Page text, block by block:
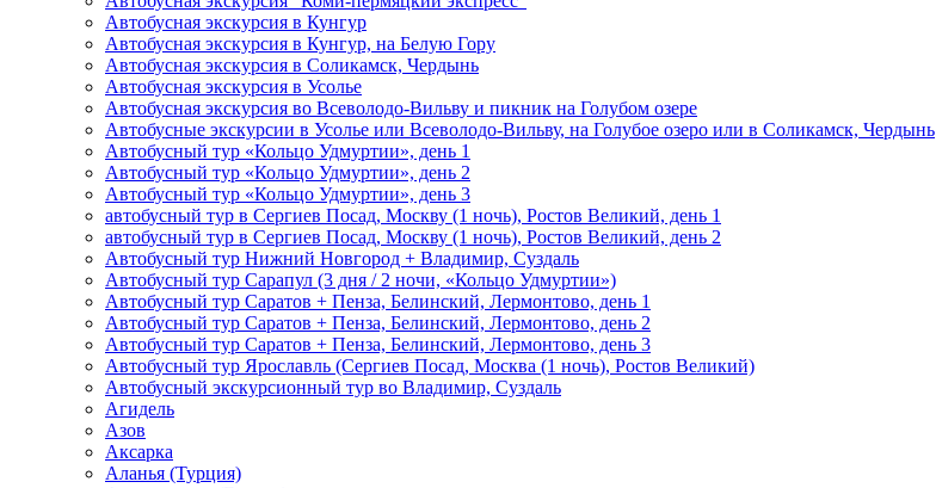
Автобусная экскурсия в Кунгур
Автобусная экскурсия в Кунгур, на Белую Гору
Автобусная экскурсия в Соликамск, Чердынь
Автобусная экскурсия в Усолье
Автобусная экскурсия во Всеволодо-Вильву и пикник на Голубом озере
Автобусные экскурсии в Усолье или Всеволодо-Вильву, на Голубое озеро или в Соликамск, Чердынь
Автобусный тур «Кольцо Удмуртии», день 1
Автобусный тур «Кольцо Удмуртии», день 2
Автобусный тур «Кольцо Удмуртии», день 3
автобусный тур в Сергиев Посад, Москву (1 ночь), Ростов Великий, день 1
автобусный тур в Сергиев Посад, Москву (1 ночь), Ростов Великий, день 2
Автобусный тур Нижний Новгород + Владимир, Суздаль
Автобусный тур Сарапул (3 дня / 2 ночи, «Кольцо Удмуртии»)
Автобусный тур Саратов + Пенза, Белинский, Лермонтово, день 1
Автобусный тур Саратов + Пенза, Белинский, Лермонтово, день 2
Автобусный тур Саратов + Пенза, Белинский, Лермонтово, день 3
Автобусный тур Ярославль (Сергиев Посад, Москва (1 ночь), Ростов Великий)
Автобусный экскурсионный тур во Владимир, Суздаль
Агидель
Азов
Аксарка
Аланья (Турция)